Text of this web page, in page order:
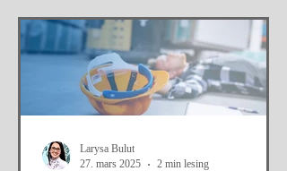
Larysa Bulut
27. mars 2025
2 min lesing